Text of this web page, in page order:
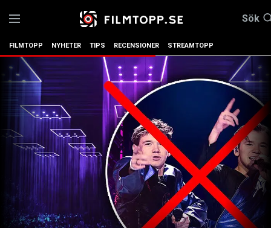
Sök
FILMTOPP NYHETER TIPS RECENSIONER STREAMTOPP